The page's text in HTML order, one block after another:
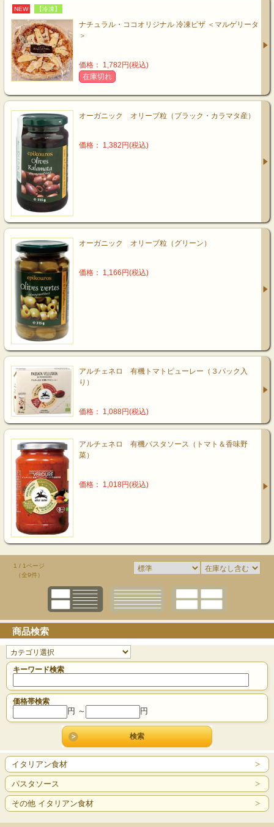
NEW 【冷凍】
ナチュラル・ココオリジナル 冷凍ピザ ＜マルゲリータ
＞
価格： 1,782円(税込)
在庫切れ
オーガニック オリーブ粒（ブラック・カラマタ産）
価格： 1,382円(税込)
オーガニック オリーブ粒（グリーン）
価格： 1,166円(税込)
アルチェネロ 有機トマトピューレー（３パック入
り）
価格： 1,088円(税込)
アルチェネロ 有機パスタソース（トマト＆香味野
菜）
価格： 1,018円(税込)
1 / 1ページ
（全9件）
商品検索
キーワード検索
価格帯検索
円 ～ 円
イタリアン食材
パスタソース
その他 イタリアン食材